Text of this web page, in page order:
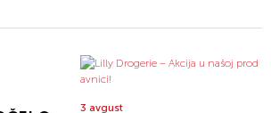
3 avgust